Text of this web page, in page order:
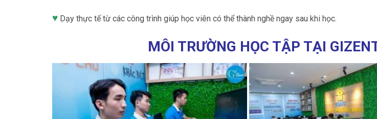
♥ Dạy thực tế từ các công trình giúp học viên có thể thành nghề ngay sau khi học.
MÔI TRƯỜNG HỌC TẬP TẠI